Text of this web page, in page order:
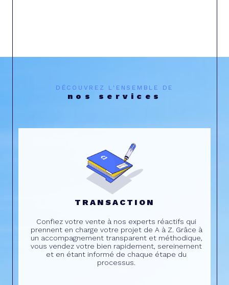
DÉCOUVREZ L'ENSEMBLE DE
nos services
TRANSACTION
Confiez votre vente à nos experts réactifs qui
prennent en charge votre projet de A à Z. Grâce à
un accompagnement transparent et méthodique,
vous vendez votre bien rapidement, sereinement
et en étant informé de chaque étape du
processus.